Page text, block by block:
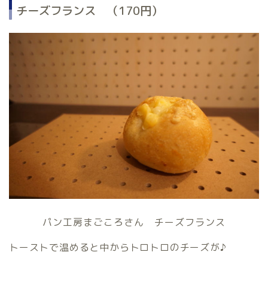
チーズフランス （170円）
パン工房まごころさん チーズフランス
トーストで温めると中からトロトロのチーズが♪